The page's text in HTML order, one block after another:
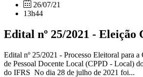
26/07/21
13h44
Edital nº 25/2021 - Eleição
Edital nº 25/2021 - Processo Eleitoral para a
de Pessoal Docente Local (CPPD - Local)
do IFRS No dia 28 de julho de 2021 foi...